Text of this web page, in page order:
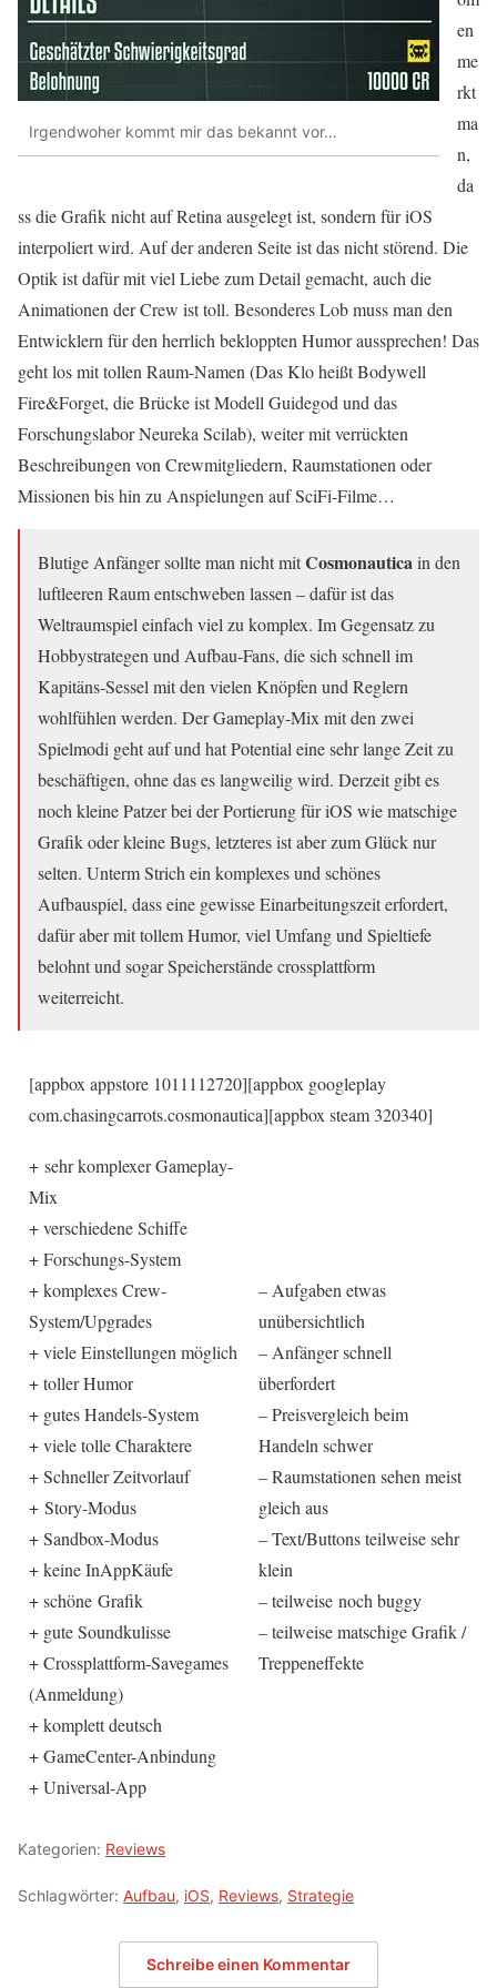
Irgendwoher kommt mir das bekannt vor…
en
me
rkt
ma
n,
da
ss die Grafik nicht auf Retina ausgelegt ist, sondern für iOS
interpoliert wird. Auf der anderen Seite ist das nicht störend. Die
Optik ist dafür mit viel Liebe zum Detail gemacht, auch die
Animationen der Crew ist toll. Besonderes Lob muss man den
Entwicklern für den herrlich bekloppten Humor aussprechen! Das
geht los mit tollen Raum-Namen (Das Klo heißt Bodywell
Fire&Forget, die Brücke ist Modell Guidegod und das
Forschungslabor Neureka Scilab), weiter mit verrückten
Beschreibungen von Crewmitgliedern, Raumstationen oder
Missionen bis hin zu Anspielungen auf SciFi-Filme…
Blutige Anfänger sollte man nicht mitCosmonauticain den
luftleeren Raum entschweben lassen – dafür ist das
Weltraumspiel einfach viel zu komplex. Im Gegensatz zu
Hobbystrategen und Aufbau-Fans, die sich schnell im
Kapitäns-Sessel mit den vielen Knöpfen und Reglern
wohlfühlen werden. Der Gameplay-Mix mit den zwei
Spielmodi geht auf und hat Potential eine sehr lange Zeit zu
beschäftigen, ohne das es langweilig wird. Derzeit gibt es
noch kleine Patzer bei der Portierung für iOS wie matschige
Grafik oder kleine Bugs, letzteres ist aber zum Glück nur
selten. Unterm Strich ein komplexes und schönes
Aufbauspiel, dass eine gewisse Einarbeitungszeit erfordert,
dafür aber mit tollem Humor, viel Umfang und Spieltiefe
belohnt und sogar Speicherstände crossplattform
weiterreicht.
[appbox appstore 1011112720][appbox googleplay
com.chasingcarrots.cosmonautica][appbox steam 320340]
+ sehr komplexer Gameplay-
Mix
+ verschiedene Schiffe
+ Forschungs-System
+ komplexes Crew-
System/Upgrades
+ viele Einstellungen möglich
+ toller Humor
+ gutes Handels-System
+ viele tolle Charaktere
+ Schneller Zeitvorlauf
+ Story-Modus
+ Sandbox-Modus
+ keine InAppKäufe
+ schöne Grafik
+ gute Soundkulisse
+ Crossplattform-Savegames
(Anmeldung)
+ komplett deutsch
+ GameCenter-Anbindung
+ Universal-App
– Aufgaben etwas
unübersichtlich
– Anfänger schnell
überfordert
– Preisvergleich beim
Handeln schwer
– Raumstationen sehen meist
gleich aus
– Text/Buttons teilweise sehr
klein
– teilweise noch buggy
– teilweise matschige Grafik /
Treppeneffekte
Kategorien: Reviews
Schlagwörter: Aufbau, iOS, Reviews, Strategie
Schreibe einen Kommentar